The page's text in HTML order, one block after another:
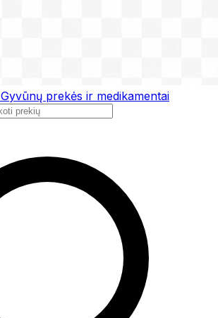
Gyvūnų prekės ir medikamentai